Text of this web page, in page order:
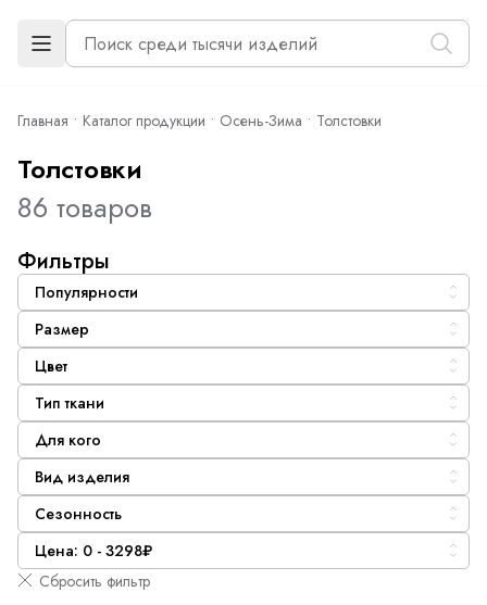
Главная Каталог продукции Осень-Зима Толстовки
Толстовки
86 товаров
Фильтры
Популярности
Размер
Цвет
Тип ткани
Для кого
Вид изделия
Сезонность
Цена: 0 - 3298₽
Сбросить фильтр